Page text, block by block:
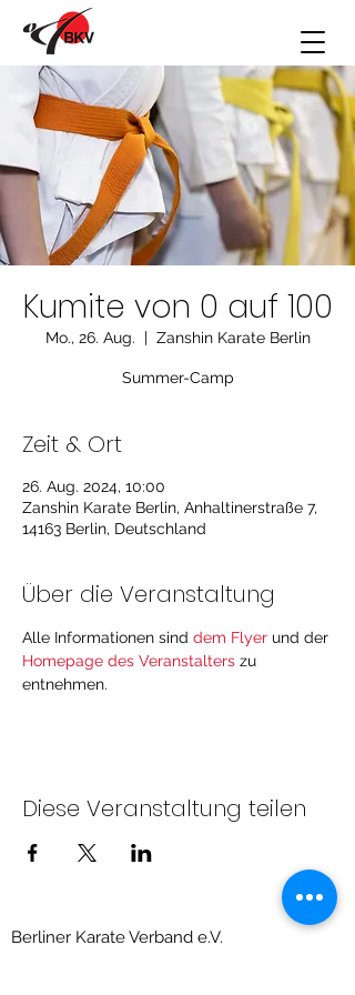
Kumite von 0 auf 100
Mo., 26. Aug.
  |
Zanshin Karate Berlin
Summer-Camp
Zeit & Ort
26. Aug. 2024, 10:00
Zanshin Karate Berlin, Anhaltinerstraße 7,
14163 Berlin, Deutschland
Über die Veranstaltung
Alle Informationen sind dem Flyer und der
Homepage des Veranstalters zu
entnehmen.
Diese Veranstaltung teilen
Berliner Karate Verband e.V.